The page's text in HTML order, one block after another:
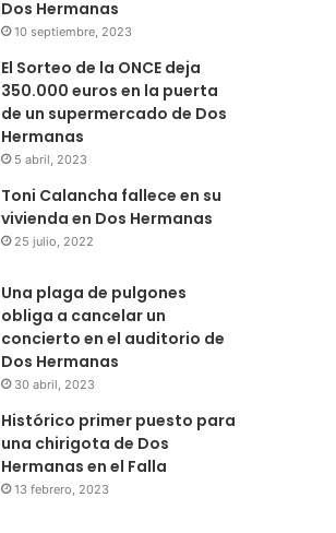
Dos Hermanas
10 septiembre, 2023
El Sorteo de la ONCE deja
350.000 euros en la puerta
de un supermercado de Dos
Hermanas
5 abril, 2023
Toni Calancha fallece en su
vivienda en Dos Hermanas
25 julio, 2022
Una plaga de pulgones
obliga a cancelar un
concierto en el auditorio de
Dos Hermanas
30 abril, 2023
Histórico primer puesto para
una chirigota de Dos
Hermanas en el Falla
13 febrero, 2023